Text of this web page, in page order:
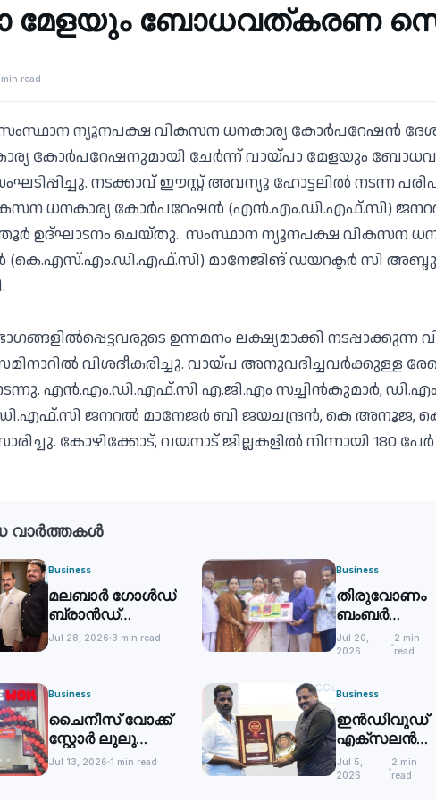
മേളയും ബോധവത്കരണ
min read
ന്യൂനപക്ഷ വികസന ധനകാര്യ കോര്‍പറേഷന്‍
കോര്‍പറേഷനുമായി ചേര്‍ന്ന് വായ്പാ മേളയും
നടക്കാവ് ഈസ്റ്റ് അവന്യൂ ഹോട്ടലില്‍ നടന്ന
ധനകാര്യ കോര്‍പറേഷന്‍ (എന്‍.എം.ഡി.എഫ്.സി)
ഉദ്ഘാടനം ചെയ്തു. സംസ്ഥാന ന്യൂനപക്ഷ വികസന
മാനേജിങ് ഡയറക്ടര്‍ സി
ഉന്നമനം ലക്ഷ്യമാക്കി നടപ്പാക്കുന്ന
വിശദീകരിച്ചു. വായ്പ അനുവദിച്ചവര്‍ക്കുള്ള
എന്‍.എം.ഡി.എഫ്.സി എ.ജി.എം സച്ചിന്‍കുമാര്‍,
ജനറല്‍ മാനേജര്‍ ബി ജയചന്ദ്രന്‍, കെ അനൂജ,
കോഴിക്കോട്, വയനാട് ജില്ലകളില്‍ നിന്നായി 180
Business
മലബാര്‍ ഗോൾഡ്
ബ്രാന്‍ഡ്
അംബാസഡറായി
Jul 28, 2026 3 min read
Business
തിരുവോണം
ബംബര്‍
ഭാഗ്യക്കുറി
വില്‍പന
Jul 20,
2026
2 min
read
Business
ചൈനീസ് വോക്ക്
സ്റ്റോര്‍ ലുലു
മാളില്‍
Jul 13, 2026 1 min read
Business
ഇൻഡിവുഡ്
എക്സലൻസ്
അവാർഡ്
ഊരാളുങ്കലിന്
Jul 5,
2026
2 min
read